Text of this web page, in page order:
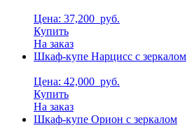
Цена: 37,200 руб.
Купить
На заказ
Шкаф-купе Нарцисс с зеркалом
Цена: 42,000 руб.
Купить
На заказ
Шкаф-купе Орион с зеркалом